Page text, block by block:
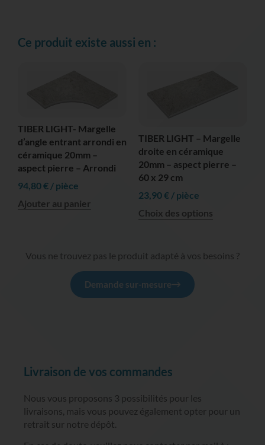
Ce produit existe aussi en :
TIBER LIGHT- Margelle
d’angle entrant arrondi en
céramique 20mm –
aspect pierre – Arrondi
94,80€ / pièce
Ajouter au panier
TIBER LIGHT – Margelle
droite en céramique
20mm – aspect pierre –
60 x 29 cm
23,90€ / pièce
Choix des options
Vous ne trouvez pas le produit adapté à vos besoins ?
Demande sur-mesure
Livraison de vos commandes
Nous vous proposons 3 possibilités pour les
livraisons, mais vous pouvez également opter pour un
retrait sur notre dépôt.